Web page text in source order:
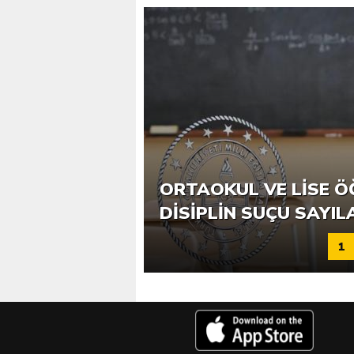
ÖĞRETMENLERE EK
ORTAOKUL VE LISE
DISIPLIN SUÇU
1